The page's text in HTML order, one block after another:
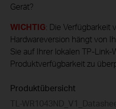
Gerät?
WICHTIG: Die Verfügbarkeit
Hardwareversion hängt von
Sie auf Ihrer lokalen TP-
Produktverfügbarkeit zu
Produktübersicht
TL-